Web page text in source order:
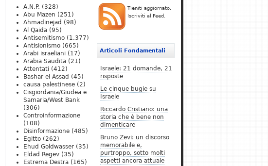
Tieniti aggiornato.
Iscriviti al Feed.
Articoli Fondamentali
Israele: 21 domande, 21
risposte
Le cinque bugie su
Israele
Riccardo Cristiano: una
storia che è bene non
dimenticare
Bruno Zevi: un discorso
memorabile e,
purtroppo, sotto molti
aspetti ancora attuale
A.N.P. (328)
Abu Mazen (251)
Ahmadinejad (98)
Al Qaida (95)
Antisemitismo (1.377)
Antisionismo (665)
Arabi israeliani (17)
Arabia Saudita (21)
Attentati (412)
Bashar el Assad (45)
causa palestinese (2)
Cisgiordania/Giudea e
Samaria/West Bank
(306)
Controinformazione
(108)
Disinformazione (485)
Egitto (262)
Ehud Goldwasser (35)
Eldad Regev (35)
Estrema Destra (165)